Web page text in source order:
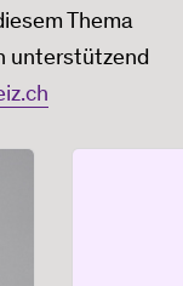
Thema
unterstützend